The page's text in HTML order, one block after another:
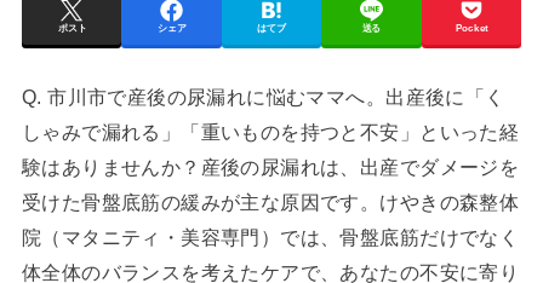
ポスト シェア はてブ 送る Pocket
Q. 市川市で産後の尿漏れに悩むママへ。出産後に「く
しゃみで漏れる」「重いものを持つと不安」といった経
験はありませんか？産後の尿漏れは、出産でダメージを
受けた骨盤底筋の緩みが主な原因です。けやきの森整体
院（マタニティ・美容専門）では、骨盤底筋だけでなく
体全体のバランスを考えたケアで、あなたの不安に寄り